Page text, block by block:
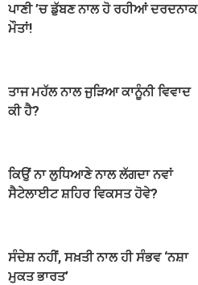
ਪਾਣੀ ’ਚ ਡੁੱਬਣ ਨਾਲ ਹੋ ਰਹੀਆਂ ਦਰਦਨਾਕ
ਮੌਤਾਂ!
ਤਾਜ ਮਹੱਲ ਨਾਲ ਜੁੜਿਆ ਕਾਨੂੰਨੀ ਵਿਵਾਦ
ਕੀ ਹੈ?
ਕਿਉਂ ਨਾ ਲੁਧਿਆਣੇ ਨਾਲ ਲੱਗਦਾ ਨਵਾਂ
ਸੈਟੇਲਾਈਟ ਸ਼ਹਿਰ ਵਿਕਸਤ ਹੋਵੇ?
ਸੰਦੇਸ਼ ਨਹੀਂ, ਸਖ਼ਤੀ ਨਾਲ ਹੀ ਸੰਭਵ ‘ਨਸ਼ਾ
ਮੁਕਤ ਭਾਰਤ’